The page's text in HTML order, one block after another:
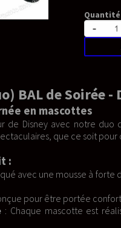
Mascotte
Mickey et Minnieen
, des
du tissu 100% coton, de la
pendant de longues
validation de votre